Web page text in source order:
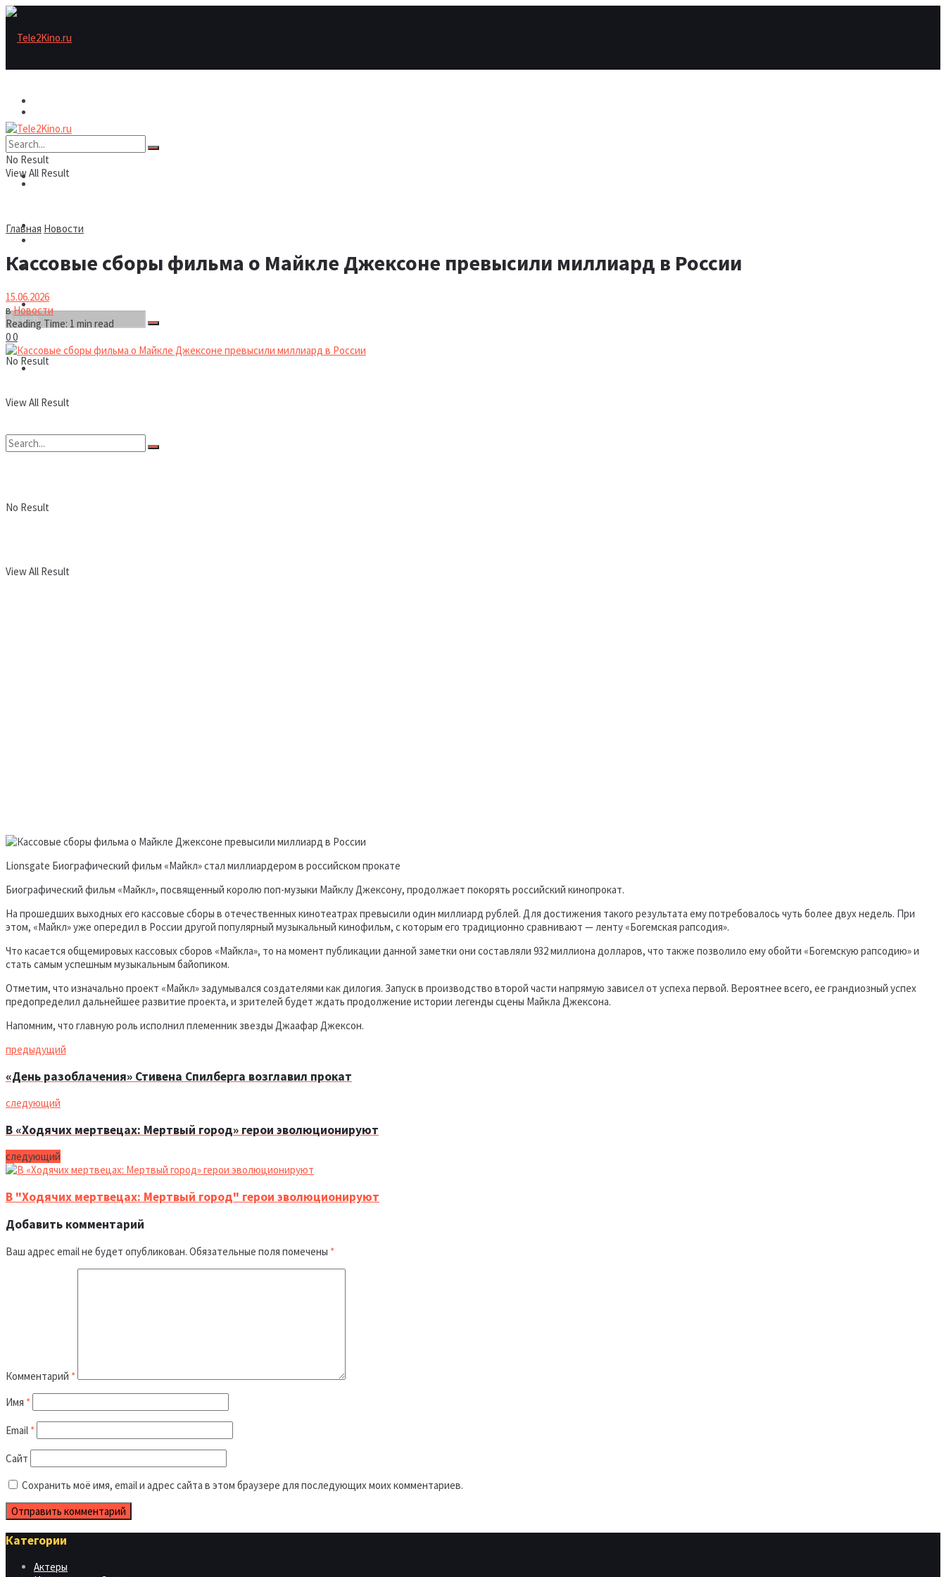
Рецензии/трейлеры
Шоу бизнес
Новости
No Result
View All Result
Рецензии/трейлеры
Шоу бизнес
Новости
No Result
View All Result
No Result
View All Result
Главная Новости
Кассовые сборы фильма о Майкле Джексоне превысили миллиард в России
15.06.2026
вНовости
Reading Time: 1 min read
00
Lionsgate Биографический фильм «Майкл» стал миллиардером в российском прокате
Биографический фильм «Майкл», посвященный королю поп-музыки Майклу Джексону, продолжает покорять российский кинопрокат.
На прошедших выходных его кассовые сборы в отечественных кинотеатрах превысили один миллиард рублей. Для достижения такого результата ему потребовалось чуть более двух недель. При
этом, «Майкл» уже опередил в России другой популярный музыкальный кинофильм, с которым его традиционно сравнивают — ленту «Богемская рапсодия».
Что касается общемировых кассовых сборов «Майкла», то на момент публикации данной заметки они составляли 932 миллиона долларов, что также позволило ему обойти «Богемскую рапсодию» и
стать самым успешным музыкальным байопиком.
Отметим, что изначально проект «Майкл» задумывался создателями как дилогия. Запуск в производство второй части напрямую зависел от успеха первой. Вероятнее всего, ее грандиозный успех
предопределил дальнейшее развитие проекта, и зрителей будет ждать продолжение истории легенды сцены Майкла Джексона.
Напомним, что главную роль исполнил племенник звезды Джаафар Джексон.
предыдущий
«День разоблачения» Стивена Спилберга возглавил прокат
следующий
В «Ходячих мертвецах: Мертвый город» герои эволюционируют
следующий
В "Ходячих мертвецах: Мертвый город" герои эволюционируют
Добавить комментарий
Ваш адрес email не будет опубликован. Обязательные поля помечены *
Комментарий *
Имя *
Email *
Сайт
Сохранить моё имя, email и адрес сайта в этом браузере для последующих моих комментариев.
Категории
Актеры